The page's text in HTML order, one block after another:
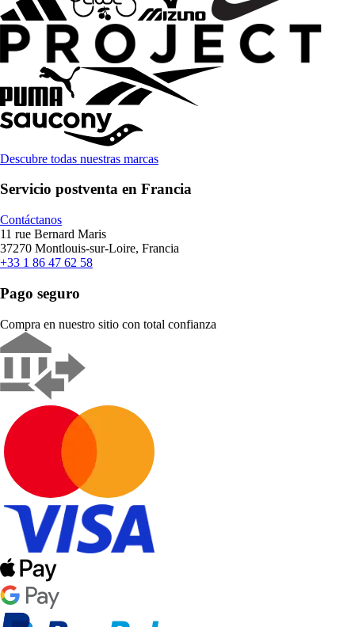
Descubre todas nuestras marcas
Servicio postventa en Francia
Contáctanos
11 rue Bernard Maris
37270 Montlouis-sur-Loire, Francia
+33 1 86 47 62 58
Pago seguro
Compra en nuestro sitio con total confianza